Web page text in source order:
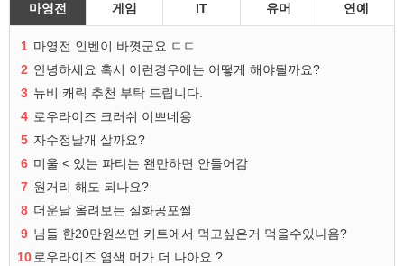
마영전 게임 IT 유머 연예
1 마영전 인벤이 바꼇군요 ㄷㄷ
2 안녕하세요 혹시 이런경우에는 어떻게 해야될까요?
3 뉴비 캐릭 추천 부탁 드립니다.
4 로우라이즈 크러쉬 이쁘네용
5 자수정날개 살까요?
6 미울 < 있는 파티는 왠만하면 안들어감
7 원거리 해도 되나요?
8 더운날 올려보는 실화공포썰
9 님들 한20만원쓰면 키트에서 먹고싶은거 먹을수있나욤?
10로우라이즈 염색 머가 더 나아요 ?